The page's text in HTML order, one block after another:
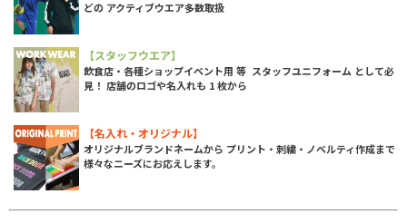
どの アクティブウエア多数取扱
【スタッフウエア】
飲食店・各種ショップイベント用 等 スタッフユニフォーム として必
見！ 店舗のロゴや名入れも 1 枚から
【名入れ・オリジナル】
オリジナルブランドネームから プリント・刺繍・ノベルティ作成まで
様々なニーズにお応えします。